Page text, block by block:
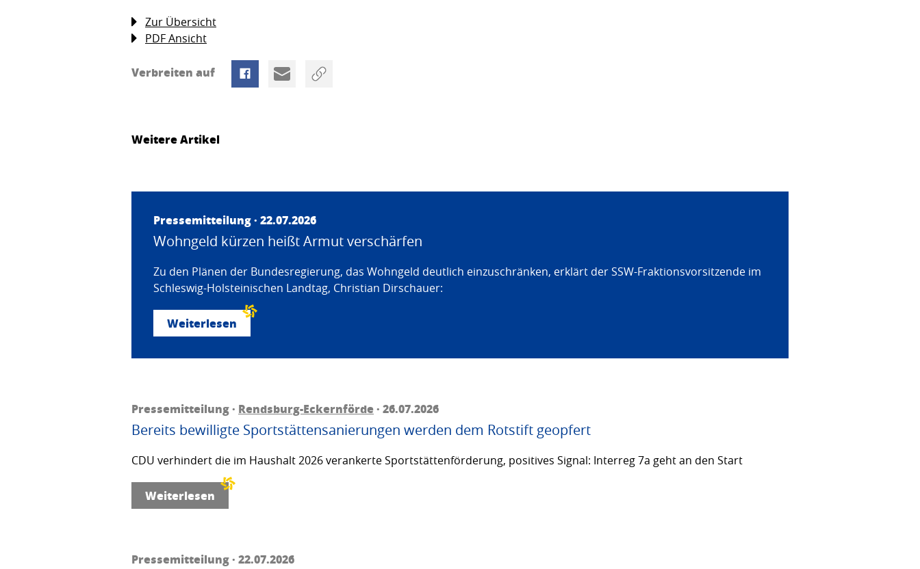
Zur Übersicht
PDF Ansicht
Verbreiten auf
Weitere Artikel
Pressemitteilung · 22.07.2026
Wohngeld kürzen heißt Armut verschärfen
Zu den Plänen der Bundesregierung, das Wohngeld deutlich einzuschränken, erklärt der SSW-Fraktionsvorsitzende im
Schleswig-Holsteinischen Landtag, Christian Dirschauer:
Weiterlesen
Pressemitteilung · Rendsburg-Eckernförde· 26.07.2026
Bereits bewilligte Sportstättensanierungen werden dem Rotstift geopfert
CDU verhindert die im Haushalt 2026 verankerte Sportstättenförderung, positives Signal: Interreg 7a geht an den Start
Weiterlesen
Pressemitteilung · 22.07.2026